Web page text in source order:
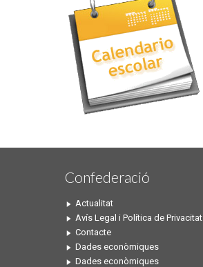
Confederació
Actualitat
Avís Legal i Política de Privacitat
Contacte
Dades econòmiques
Dades econòmiques